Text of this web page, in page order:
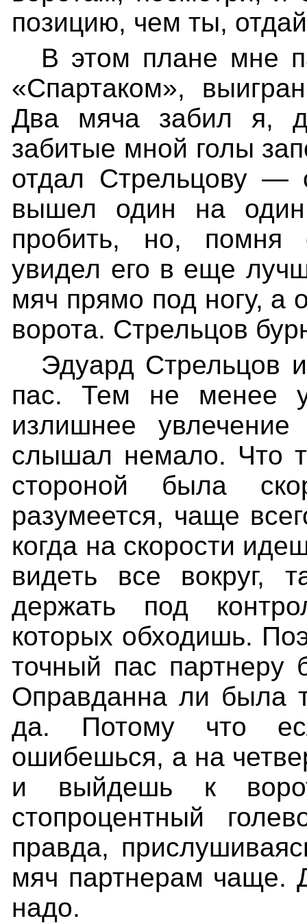
позицию, чем ты,
В этом плане мне
«Спартаком»,
Два мяча забил я,
забитые мной голы
отдал Стрельцову —
вышел один на
пробить, но, помня
увидел его в еще
мяч прямо под ногу, а
ворота. Стрельцов
Эдуард Стрельцов
пас. Тем не менее
излишнее
слышал немало. Что
стороной была
разумеется, чаще
когда на скорости
видеть все вокруг,
держать под
которых обходишь.
точный пас партнеру
Оправданна ли была
да. Потому что
ошибешься, а на
и выйдешь к
стопроцентный
правда,
мяч партнерам чаще.
надо.